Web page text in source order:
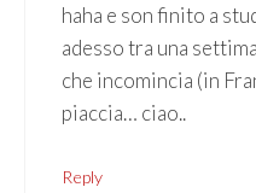
haha e son finito a
adesso tra una
che incomincia (in
piaccia… ciao..
Reply